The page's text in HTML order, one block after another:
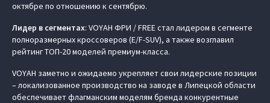
октябре по отношению к сентябрю.
Лидер в сегментах: VOYAH ФРИ / FREE стал лидером в сегменте
полноразмерных кроссоверов (E/F-SUV), а также возглавил
рейтинг ТОП-20 моделей премиум-класса.
VOYAH заметно и ожидаемо укрепляет свои лидерские позиции
– локализованное производство на заводе в Липецкой области
обеспечивает флагманским моделям бренда конкурентные